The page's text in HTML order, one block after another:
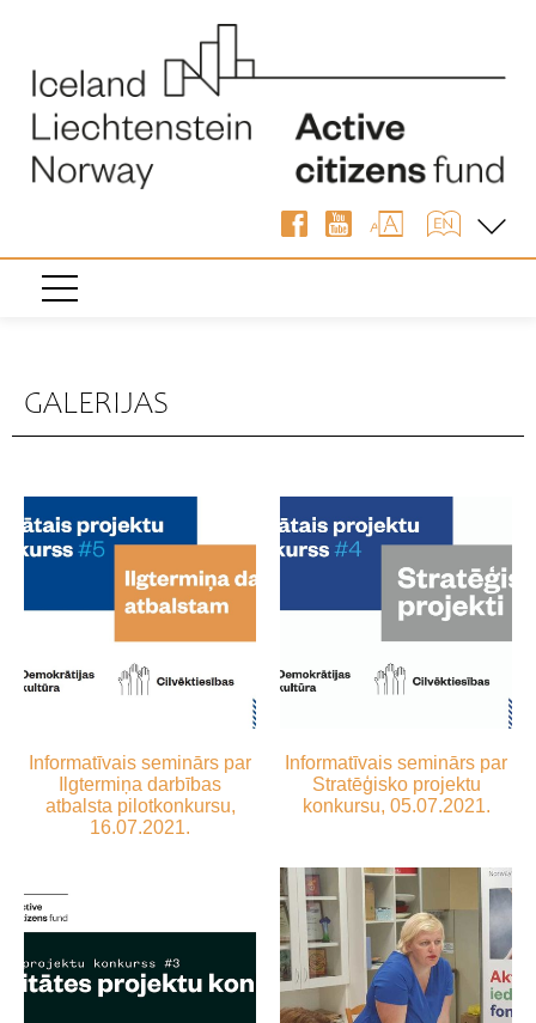
GALERIJAS
Informatīvais seminārs par
Ilgtermiņa darbības
atbalsta pilotkonkursu,
16.07.2021.
Informatīvais seminārs par
Stratēģisko projektu
konkursu, 05.07.2021.